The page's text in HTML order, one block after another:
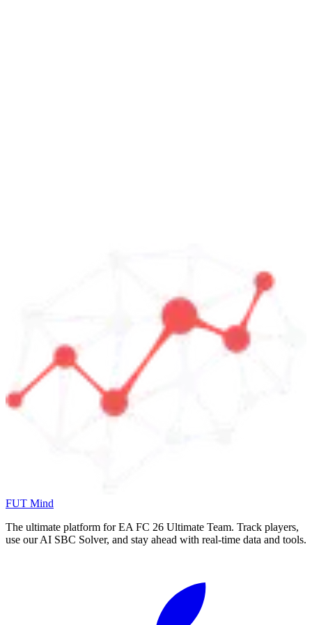
FUT Mind
The ultimate platform for EA FC 26 Ultimate Team. Track players,
use our AI SBC Solver, and stay ahead with real-time data and tools.